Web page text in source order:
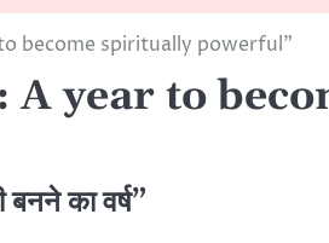
become spiritually powerful”
A year to
का वर्ष”